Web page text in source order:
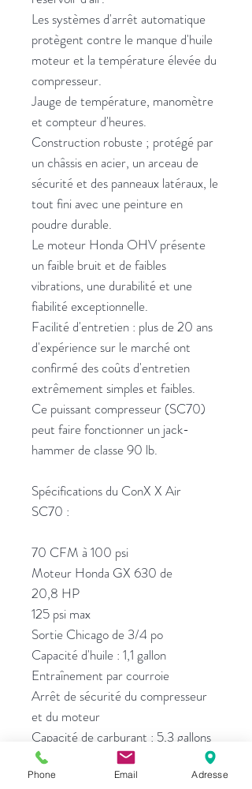
Les systèmes d'arrêt automatique
protègent contre le manque d'huile
moteur et la température élevée du
compresseur.
Jauge de température, manomètre
et compteur d'heures.
Construction robuste ; protégé par
un châssis en acier, un arceau de
sécurité et des panneaux latéraux, le
tout fini avec une peinture en
poudre durable.
Le moteur Honda OHV présente
un faible bruit et de faibles
vibrations, une durabilité et une
fiabilité exceptionnelle.
Facilité d'entretien : plus de 20 ans
d'expérience sur le marché ont
confirmé des coûts d'entretien
extrêmement simples et faibles.
Ce puissant compresseur (SC70)
peut faire fonctionner un jack-
hammer de classe 90 lb.
Spécifications du ConX X Air
SC70 :
70 CFM à 100 psi
Moteur Honda GX 630 de
20,8 HP
125 psi max
Sortie Chicago de 3/4 po
Capacité d'huile : 1,1 gallon
Entraînement par courroie
Arrêt de sécurité du compresseur
et du moteur
Capacité de carburant : 5,3 gallons
Crochets de levage inclus
298 lbs
Phone Email Adresse